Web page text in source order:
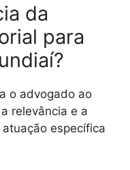
da
para
o advogado ao
relevância e a
específica